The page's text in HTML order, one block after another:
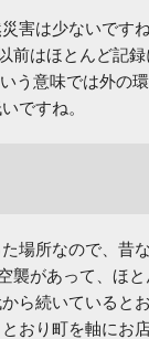
害は少ないです
前はほとんど記
う意味では外の
ですね。
場所なので、昔
襲があって、ほ
ら続いていると
おり町を軸にお